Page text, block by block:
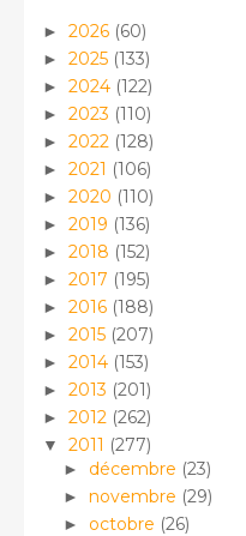
► 2026 (60)
► 2025 (133)
► 2024 (122)
► 2023 (110)
► 2022 (128)
► 2021 (106)
► 2020 (110)
► 2019 (136)
► 2018 (152)
► 2017 (195)
► 2016 (188)
► 2015 (207)
► 2014 (153)
► 2013 (201)
► 2012 (262)
▼ 2011 (277)
► décembre (23)
► novembre (29)
► octobre (26)